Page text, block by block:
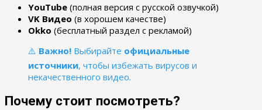
YouTube (полная версия с русской озвучкой)
VK Видео (в хорошем качестве)
Okko (бесплатный раздел с рекламой)
⚠️ Важно! Выбирайте официальные
источники, чтобы избежать вирусов и
некачественного видео.
Почему стоит посмотреть?